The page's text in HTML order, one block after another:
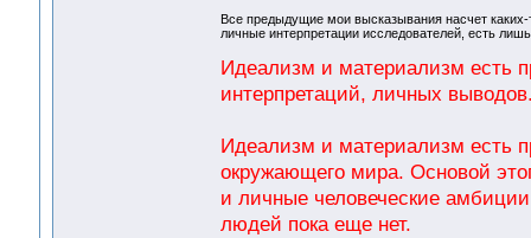
Все предыдущие мои высказывания насчет
личные интерпретации исследователей, есть
Идеализм и материализм есть
интерпретаций, личных
Идеализм и материализм есть
окружающего мира. Основой
и личные человеческие
людей пока еще нет.